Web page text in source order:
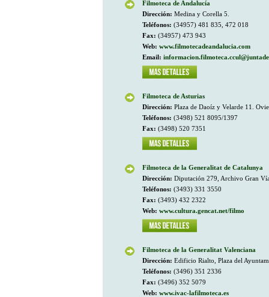
Filmoteca de Andalucía
Dirección: Medina y Corella 5.
Teléfonos: (34957) 481 835, 472 018
Fax: (34957) 473 943
Web: www.filmotecadeandalucia.com
Email:
Filmoteca de Asturias
Dirección: Plaza de Daoíz y Velarde 11.
Teléfonos: (3498) 521 8095/1397
Fax: (3498) 520 7351
Filmoteca de la Generalitat de Catalunya
Dirección: Diputación 279, Archivo Gran
Teléfonos: (3493) 331 3550
Fax: (3493) 432 2322
Web: www.cultura.gencat.net/filmo
Filmoteca de la Generalitat Valenciana
Dirección: Edificio Rialto, Plaza del
Teléfonos: (3496) 351 2336
Fax: (3496) 352 5079
Web: www.ivac-lafilmoteca.es